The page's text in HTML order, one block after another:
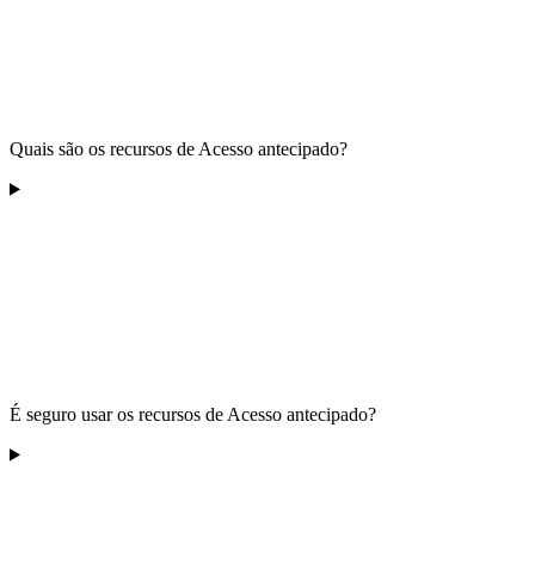
Quais são os recursos de Acesso antecipado?
É seguro usar os recursos de Acesso antecipado?